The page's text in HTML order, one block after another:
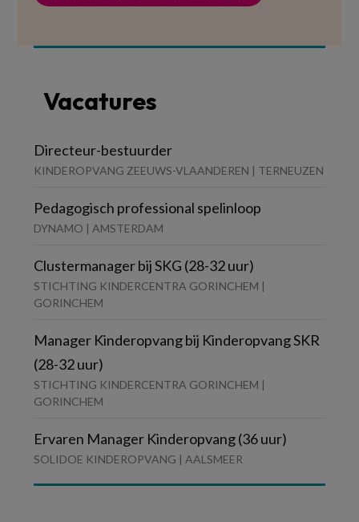
Vacatures
Directeur-bestuurder
KINDEROPVANG ZEEUWS-VLAANDEREN | TERNEUZEN
Pedagogisch professional spelinloop
DYNAMO | AMSTERDAM
Clustermanager bij SKG (28-32 uur)
STICHTING KINDERCENTRA GORINCHEM |
GORINCHEM
Manager Kinderopvang bij Kinderopvang SKR
(28-32 uur)
STICHTING KINDERCENTRA GORINCHEM |
GORINCHEM
Ervaren Manager Kinderopvang (36 uur)
SOLIDOE KINDEROPVANG | AALSMEER